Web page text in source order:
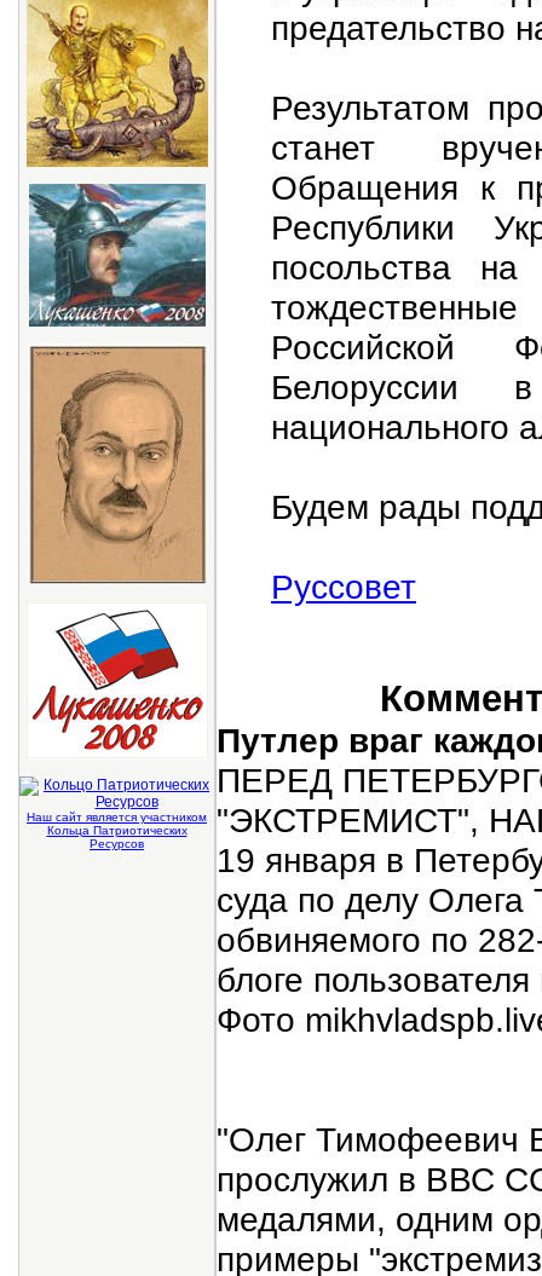
Наш сайт является участником
Кольца Патриотических
Ресурсов
предательство
Результатом
станет
Обращения к
Республики
посольства
Российской
Белоруссии
национального
Будем рады
Руссовет
Путлер враг
ПЕРЕД
"ЭКСТРЕМИСТ",
19 января в
суда по делу
обвиняемого по
блоге
Фото
"Олег Тимофеевич
прослужил в ВВС
медалями, одним
примеры